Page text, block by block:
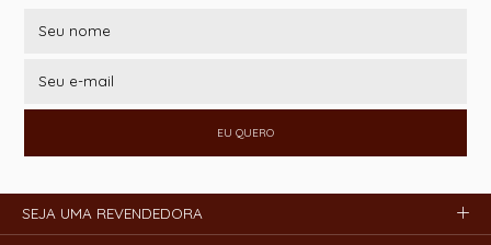
EU QUERO
SEJA UMA REVENDEDORA